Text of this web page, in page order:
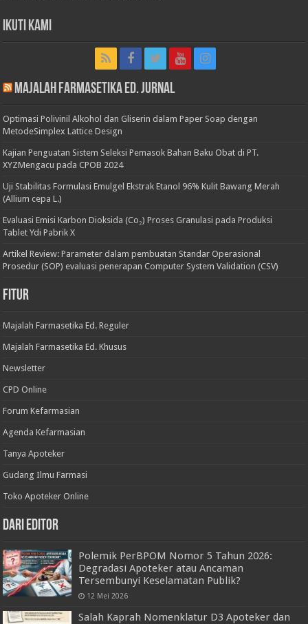
Ikuti Kami
Majalah Farmasetika Ed. Jurnal
Optimasi Polivinil Alkohol dan Gliserin dalam Paper Soap dengan
MetodeSimplex Lattice Design
Kajian Penguatan Sistem Seleksi Pemasok Bahan Baku Obat di PT.
XYZMengacu pada CPOB 2024
Uji Stabilitas Formulasi Emulgel Ekstrak Etanol 96% Kulit Bawang Merah
(Allium cepa L.)
Evaluasi Emisi Karbon Dioksida (Co₂) Proses Granulasi pada Produksi
Tablet Ydi Pabrik X
Artikel Review: Parameter dalam pembuatan Standar Operasional
Prosedur (SOP) evaluasi penerapan Computer System Validation (CSV)
Fitur
Majalah Farmasetika Ed. Reguler
Majalah Farmasetika Ed. Khusus
Newsletter
CPD Online
Forum Kefarmasian
Agenda Kefarmasian
Tanya Apoteker
Gudang Ilmu Farmasi
Toko Apoteker Online
Dari Editor
Polemik PerBPOM Nomor 5 Tahun 2026:
Degradasi Apoteker atau Ancaman
Tersembunyi Keselamatan Publik?
12 Mei 2026
Salah Kaprah Nomenklatur D3 Apoteker dan